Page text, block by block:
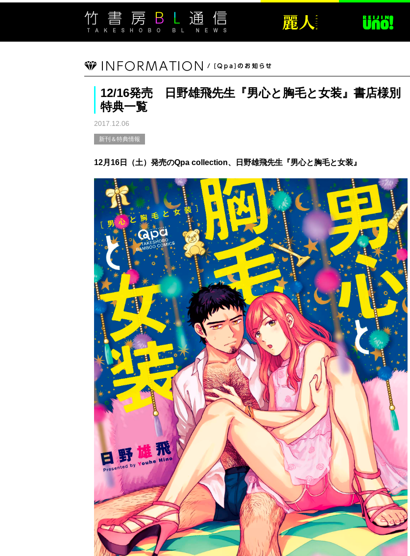
12/16発売 日野雄飛先生『男心と胸毛と女装』書店様別
特典一覧
2017.12.06
新刊＆特典情報
12月16日（土）発売のQpa collection、日野雄飛先生『男心と胸毛と女装』